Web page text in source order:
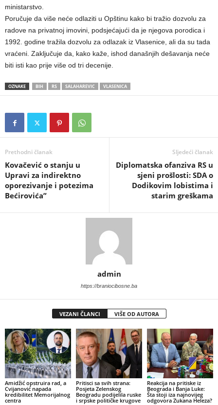
ministarstvo.
Poručuje da više neće odlaziti u Opštinu kako bi tražio dozvolu za
radove na privatnoj imovini, podsjećajući da je njegova porodica i
1992. godine tražila dozvolu za odlazak iz Vlasenice, ali da su tada
vraćeni. Zaključuje da, kako kaže, ishod današnjih dešavanja neće
biti isti kao prije više od tri decenije.
OZNAKE BIH RS SALAHAREVIC VLASENICA
Prethodni članak
Kovačević o stanju u
Upravi za indirektno
oporezivanje i potezima
Bećirovića”
Sljedeći članak
Diplomatska ofanziva RS u
sjeni prošlosti: SDA o
Dodikovim lobistima i
starim greškama
admin
https://braniocibosne.ba
VEZANI ČLANCI VIŠE OD AUTORA
Amidžić opstruira rad, a
Cvijanović napada
kredibilitet Memorijalnog
centra
​Pritisci sa svih strana:
Posjeta Zelenskog
Beogradu podijelila ruske
i srpske političke krugove
Reakcija na pritiske iz
Beograda i Banja Luke:
Šta stoji iza najnovijeg
odgovora Zukana Heleza?